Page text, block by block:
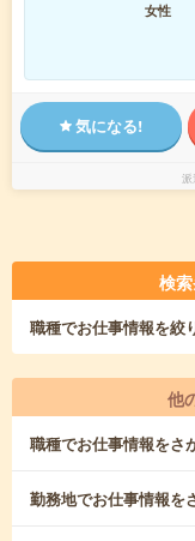
女性
気になる!
派
検
職種でお仕事情報を絞
他
職種でお仕事情報をさ
勤務地でお仕事情報を